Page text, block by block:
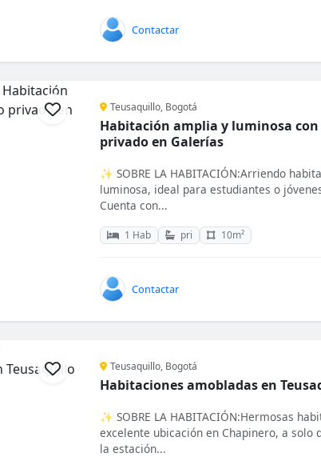
Contactar
Teusaquillo, Bogotá
Habitación amplia y luminosa
privado en Galerías
✨ SOBRE LA HABITACIÓN:Arriendo
luminosa, ideal para estudiantes o
Cuenta con...
1 Hab pri 10m²
Contactar
Teusaquillo, Bogotá
Habitaciones amobladas en
✨ SOBRE LA HABITACIÓN:Hermosas
excelente ubicación en Chapinero, a solo
la estación...